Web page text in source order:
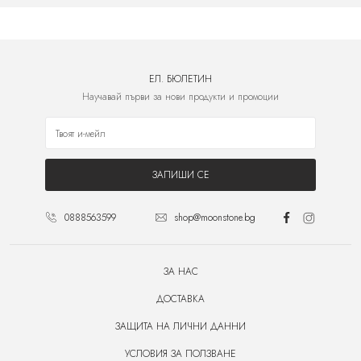
ЕЛ. БЮЛЕТИН
Научавай първи за нови продукти и промоции
ЗАПИШИ СЕ
0888563599 shop@moonstone.bg
ЗА НАС
ДОСТАВКА
ЗАЩИТА НА ЛИЧНИ ДАННИ
УСЛОВИЯ ЗА ПОЛЗВАНЕ